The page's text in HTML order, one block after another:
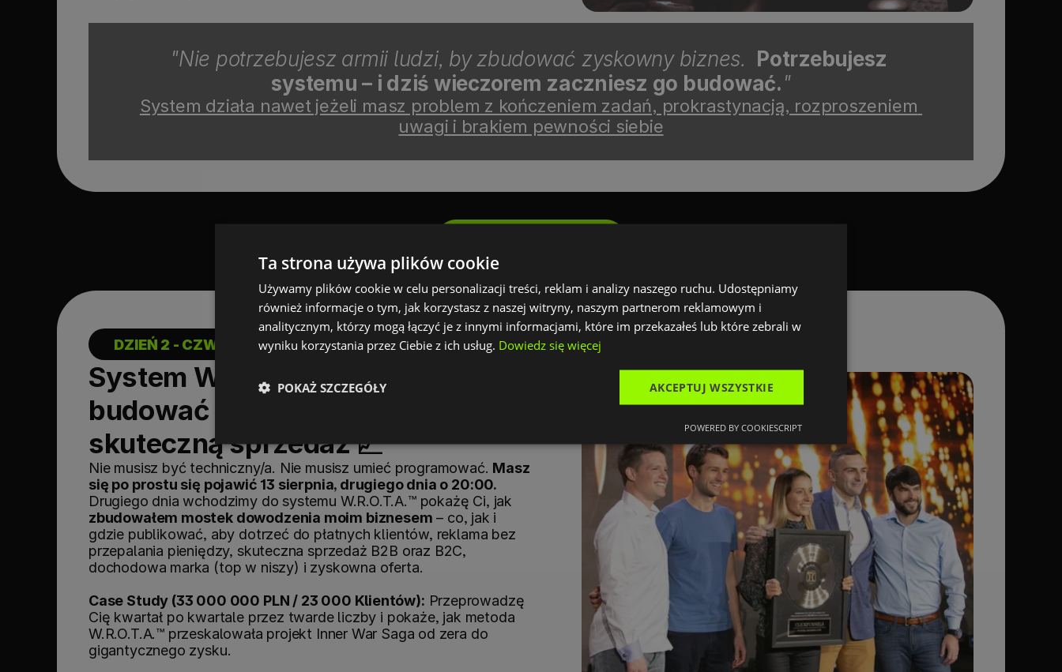
"Nie potrzebujesz armii ludzi, by zbudować zyskowny biznes. Potrzebujesz
systemu – i dziś wieczorem zaczniesz go budować."
System działa nawet jeżeli masz problem z kończeniem zadań, prokrastynacją, rozproszeniem
uwagi i brakiem pewności siebie
DZIEŃ 2 - CZWARTEK, 13 SIERPNIA
System WROTA™ AI: Jak
budować nowoczesny marketing i
skuteczną sprzedaż 📈
Nie musisz być techniczny/a. Nie musisz umieć programować. Masz
się po prostu się pojawić 13 sierpnia, drugiego dnia o 20:00.
zbudowałem mostek dowodzenia moim biznesem – co, jak i
gdzie publikować, aby dotrzeć do płatnych klientów, reklama bez
przepalania pieniędzy, skuteczna sprzedaż B2B oraz B2C,
dochodowa marka (top w niszy) i zyskowna oferta.
Case Study (33 000 000 PLN / 23 000 Klientów): Przeprowadzę
Cię kwartał po kwartale przez twarde liczby i pokaże, jak metoda
W.R.O.T.A.™ przeskalowała projekt Inner War Saga od zera do
gigantycznego zysku.
Ta strona używa plików cookie
Używamy plików cookie w celu personalizacji treści, reklam i analizy naszego ruchu. Udostępniamy
również informacje o tym, jak korzystasz z naszej witryny, naszym partnerom reklamowym i
analitycznym, którzy mogą łączyć je z innymi informacjami, które im przekazałeś lub które zebrali w
wyniku korzystania przez Ciebie z ich usług. Dowiedz się więcej
AKCEPTUJ WSZYSTKIE
POKAŻ SZCZEGÓŁY
POWERED BY COOKIESCRIPT